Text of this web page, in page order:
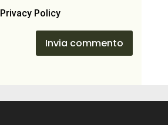
Privacy Policy